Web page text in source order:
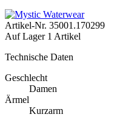
Artikel-Nr. 35001.170299
Auf Lager 1 Artikel
Technische Daten
Geschlecht
Damen
Ärmel
Kurzarm